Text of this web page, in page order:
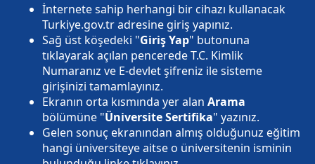
İnternete sahip herhangi bir cihazı kullanacak
Turkiye.gov.tr adresine giriş yapınız.
Sağ üst köşedeki "Giriş Yap" butonuna
tıklayarak açılan pencerede T.C. Kimlik
Numaranız ve E-devlet şifreniz ile sisteme
girişinizi tamamlayınız.
Ekranın orta kısmında yer alan Arama
bölümüne "Üniversite Sertifika" yazınız.
Gelen sonuç ekranından almış olduğunuz eğitim
hangi üniversiteye aitse o üniversitenin isminin